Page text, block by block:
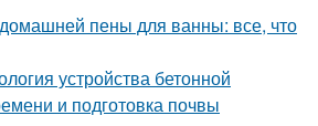
пены для ванны: все, что
устройства бетонной
и подготовка почвы